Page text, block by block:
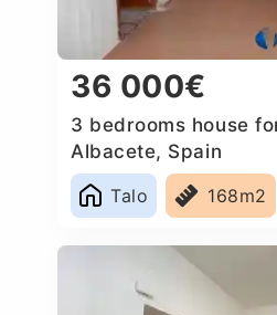
36 000€
3 bedrooms house
Albacete, Spain
Talo
168m2